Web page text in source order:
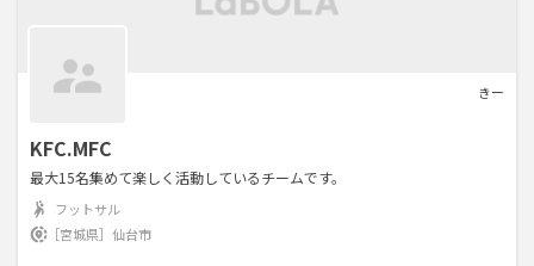
きー
KFC.MFC
最大15名集めて楽しく活動しているチームです。
フットサル
［宮城県］ 仙台市